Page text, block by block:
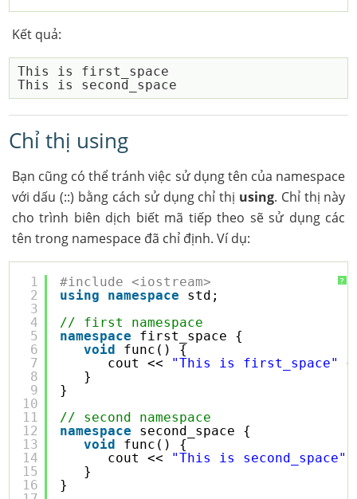
Kết quả:
This is first_space
Chỉ thị using
Bạn cũng có thể tránh việc sử dụng tên của namespace
với dấu (::) bằng cách sử dụng chỉ thị using. Chỉ thị này
cho trình biên dịch biết mã tiếp theo sẽ sử dụng các
tên trong namespace đã chỉ định. Ví dụ:
?
1
2
3
4
5
6
7
8
9
10
11
12
13
14
15
16
#include <iostream>
using
namespace
std;
// first namespace
namespace
first_space {
void
func() {
cout << "This is first_space"
}
}
// second namespace
namespace
second_space {
void
func() {
cout << "This is second_space"
}
}